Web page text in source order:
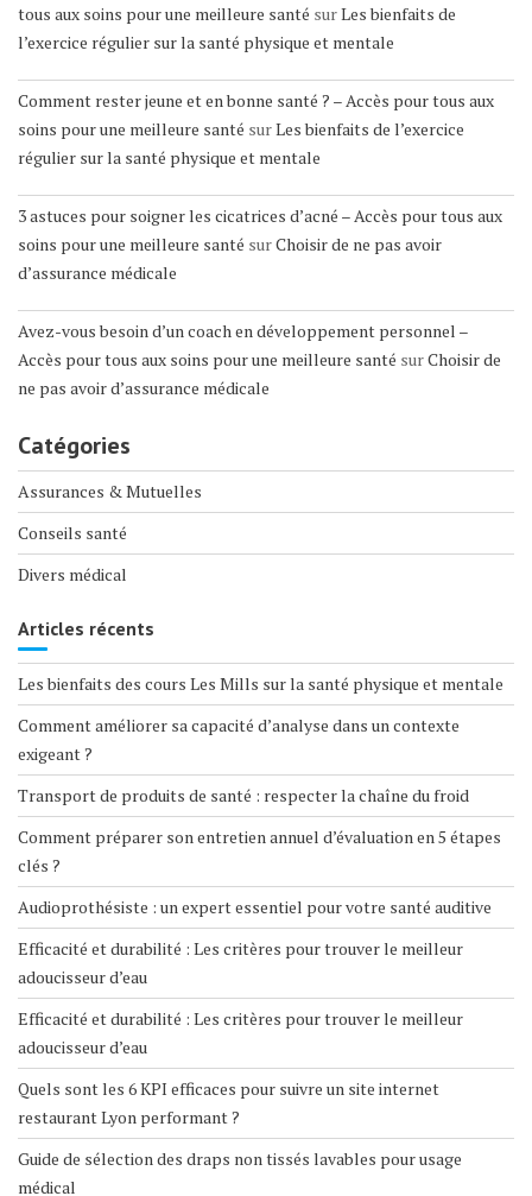
tous aux soins pour une meilleure santé surLes bienfaits de
l’exercice régulier sur la santé physique et mentale
Comment rester jeune et en bonne santé ? – Accès pour tous aux
soins pour une meilleure santé surLes bienfaits de l’exercice
régulier sur la santé physique et mentale
3 astuces pour soigner les cicatrices d’acné – Accès pour tous aux
soins pour une meilleure santé surChoisir de ne pas avoir
d’assurance médicale
Avez-vous besoin d’un coach en développement personnel –
Accès pour tous aux soins pour une meilleure santé surChoisir de
ne pas avoir d’assurance médicale
Catégories
Assurances & Mutuelles
Conseils santé
Divers médical
Articles récents
Les bienfaits des cours Les Mills sur la santé physique et mentale
Comment améliorer sa capacité d’analyse dans un contexte
exigeant ?
Transport de produits de santé : respecter la chaîne du froid
Comment préparer son entretien annuel d’évaluation en 5 étapes
clés ?
Audioprothésiste : un expert essentiel pour votre santé auditive
Efficacité et durabilité : Les critères pour trouver le meilleur
adoucisseur d’eau
Efficacité et durabilité : Les critères pour trouver le meilleur
adoucisseur d’eau
Quels sont les 6 KPI efficaces pour suivre un site internet
restaurant Lyon performant ?
Guide de sélection des draps non tissés lavables pour usage
médical